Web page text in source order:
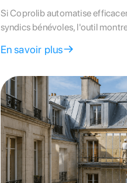
Si Coprolib automatise
syndics bénévoles, l'outil
comparatif complet avant de
En savoir plus